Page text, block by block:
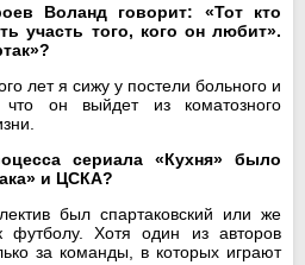
Воланд говорит: «Тот кто
участь того, кого он любит».
лет я сижу у постели больного и
он выйдет из коматозного
сериала «Кухня» было
и ЦСКА?
был спартаковский или же
футболу. Хотя один из авторов
за команды, в которых играют